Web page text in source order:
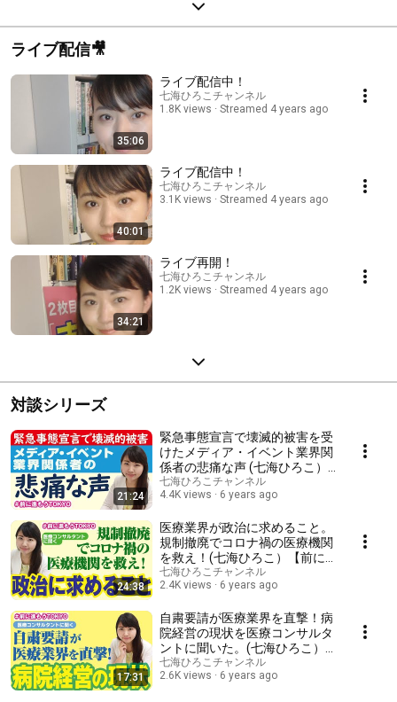
ライブ配信🎥
35:06
ライブ配信中！
七海ひろこチャンネル
1.8K views
Streamed 4 years ago
40:01
ライブ配信中！
七海ひろこチャンネル
3.1K views
Streamed 4 years ago
34:21
ライブ再開！
七海ひろこチャンネル
1.2K views
Streamed 4 years ago
対談シリーズ
21:24
緊急事態宣言で壊滅的被害を受
けたメディア・イベント業界関
係者の悲痛な声 (七海ひろこ）
【前に進もうTOKYO】
七海ひろこチャンネル
4.4K views
6 years ago
24:38
医療業界が政治に求めること。
規制撤廃でコロナ禍の医療機関
を救え！(七海ひろこ）【前に
進もうTOKYO】
七海ひろこチャンネル
2.4K views
6 years ago
17:31
自粛要請が医療業界を直撃！病
院経営の現状を医療コンサルタ
ントに聞いた。(七海ひろこ）
【前に進もうTOKYO】
七海ひろこチャンネル
2.6K views
6 years ago